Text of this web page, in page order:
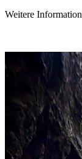
Weitere